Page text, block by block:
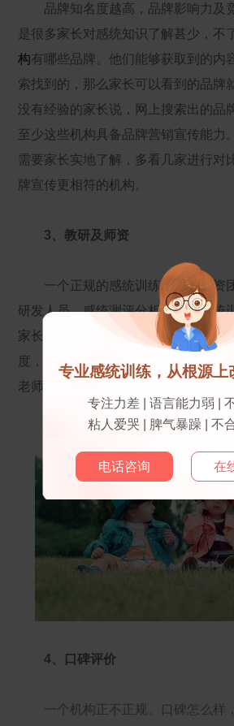
品牌知名度越高，品牌影响力及
是很多家长对感统知识了解甚少，不
构有哪些品牌。他们能够获取到的内
索找到的，那么家长可以看到的品牌
没有经验的家长说，网上搜索出的品
至少这些机构具备品牌营销宣传能力
需要家长实地了解，多看几家进行对
牌宣传更相符的机构。
3、教研及师资
一个正规的感统训练机构，师资
研发人员、感统测评分析、专业感统
家长可以通过试听课程初步判断课程
度，同时观察孩子是否喜欢这样的课
老师，判断该机构是否适合孩子。
4、口碑评价
一个机构正不正规、口碑怎么样，
专业感统训练，从根源上
专注力差 | 语言能力弱 |
粘人爱哭 | 脾气暴躁 |
电话咨询 在